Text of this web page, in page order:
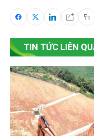
TIN TỨC LIÊN